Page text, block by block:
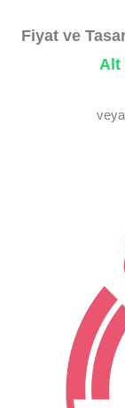
Fiyat ve
Alt